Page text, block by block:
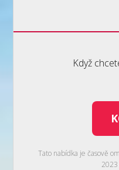
Když
Tato nabídka je časově